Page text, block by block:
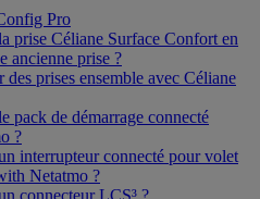
Pro
prise Céliane Surface Confort en
ancienne prise ?
prises ensemble avec Céliane
pack de démarrage connecté
?
interrupteur connecté pour volet
Netatmo ?
connecteur LCS³ ?